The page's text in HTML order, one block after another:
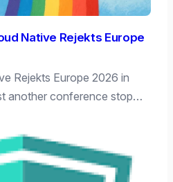
Native Rejekts Europe
Rejekts Europe 2026 in
another conference stop…